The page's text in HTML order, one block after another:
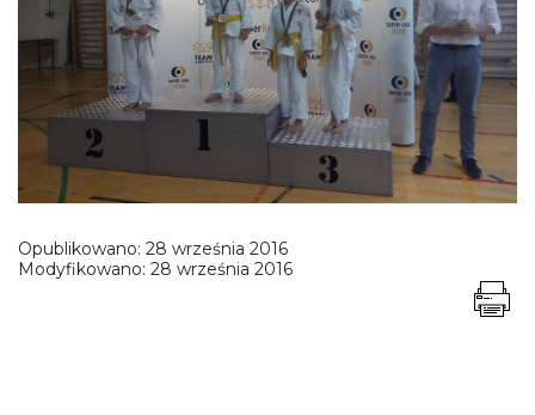
Opublikowano: 28 września 2016
Modyfikowano: 28 września 2016